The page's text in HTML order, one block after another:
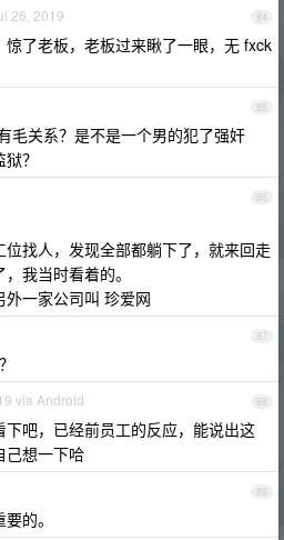
84
26, 2019
了老板，老板过来瞅了一眼，无 fxck
85
毛关系？是不是一个男的犯了强奸
？
86
找人，发现全部都躺下了，就来回走
我当时看着的。
一家公司叫 珍爱网
87
88
via Android
吧，已经前员工的反应，能说出这
己想一下哈
89
的。